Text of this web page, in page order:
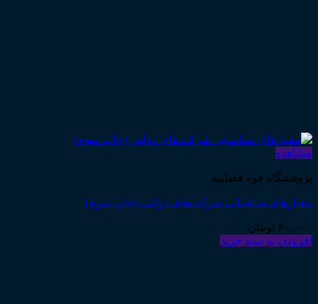
مشاهده
پژوهشگاه قوه قضاییه
معیارهای شناسایی شرکت‌های دولتی (چاپ سوم)
۶۰,۰۰۰ تومان
افزودن به سبد خرید